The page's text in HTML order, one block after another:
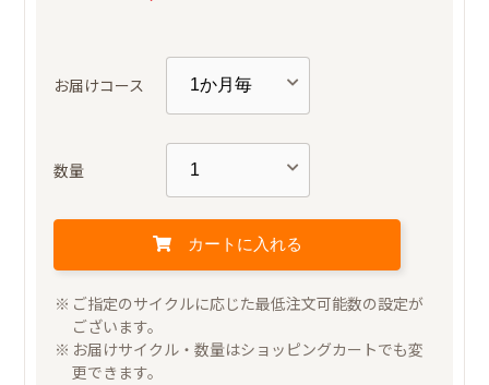
お届けコース
数量
カートに入れる
ご指定のサイクルに応じた最低注文可能数の設定が
ございます。
お届けサイクル・数量はショッピングカートでも変
更できます。